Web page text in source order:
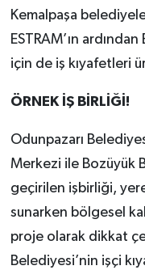
Kemalpaşa
ESTRAM’ın
için de iş kıyafetleri
ÖRNEK İŞ BİRLİĞİ!
Odunpazarı
Merkezi ile Bozüyük
geçirilen işbirliği,
sunarken bölgesel
proje olarak dikkat
Belediyesi’nin işçi